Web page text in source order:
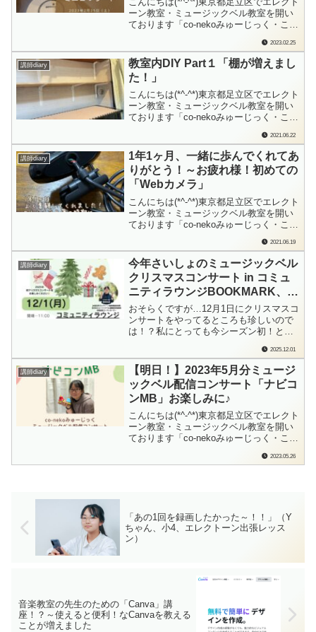
ーン教室・ミュージックベル教室を開い
ております「co-nekoみゅーじっく・こね
す。大好きなカフェで、ミュージックベ
ルの演奏させていただいたんです♪なんと
もうれしい1日になりました！ゴロゴロコ
ーヒーさんとの出会いは…足立...
2023.02.25
講師diary
教室内DIY Part１「棚が増えまし
た！」
こんにちは(*^-^*)東京都足立区でエレクト
ーン教室・ミュージックベル教室を開い
ております「co-nekoみゅーじっく・こね
す。Part１って書きましたが…どこまで
続くか謎ですが(;^ω^)でも。我が家には本
当に頼りになるDIYの達人が住んでいる
のです…ピアノの上...
2021.06.22
講師diary
1年1ヶ月、一緒に歩んでくれてあ
りがとう！～お疲れ様！初めての
「Webカメラ」
こんにちは(*^-^*)東京都足立区でエレクト
ーン教室・ミュージックベル教室を開い
ております「co-nekoみゅーじっく・こね
す。思い返せば去年の春先は、人生初の
「緊急事態宣言」真っ只中。外出もまま
ならず、仕事も「音楽教室をオンライン
でやる！？」なんて、これまた人生...
2021.06.19
講師diary
今年さいしょのミュージックベル
クリスマスコンサート in コミュ
ニティラウンジBOOKMARK、終
了！
おそらくですが…12月1日にクリスマスコ
ンサートをやってるところも珍しいので
は！？私にとっても今シーズン初！とい
ジックベルクリスマスコンサート」とい
うタイトルを準備しました。平日の午前
中にも関わらず、聞きに来てくださった
皆さま、ありがとうございました♪こちら
のブロ...
2025.12.01
講師diary
【明日！】2023年5月分ミュージ
ックベル配信コンサート「ナビコ
ンMB」お楽しみに♪
こんにちは(*^-^*)東京都足立区でエレクト
ーン教室・ミュージックベル教室を開い
ております「co-nekoみゅーじっく・こね
す。ミュージックベルの配信コンサー
2023.05.26
「あの1回を録画したかった～！！」（Y
ちゃん、小4、エレクトーン出張レッス
ン）
音楽教室の先生のための「Canva」講
座！？～使えると便利！なCanvaを教える
ことが増えました